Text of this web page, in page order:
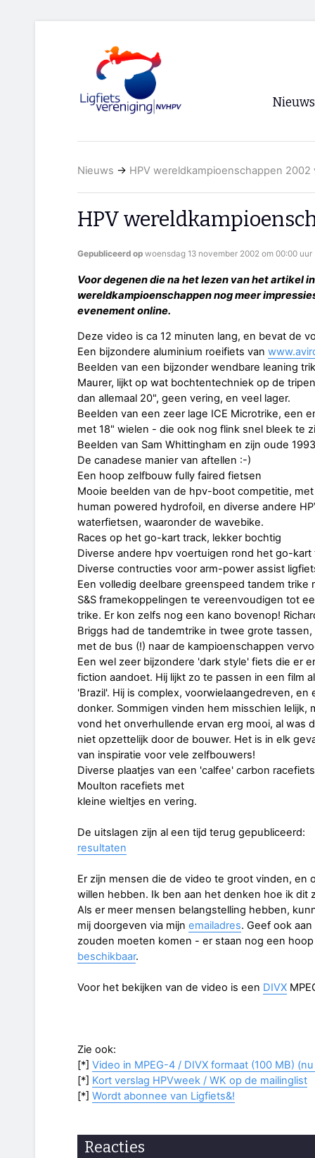
Nieuws
Nieuws → HPV wereldkampioenschappen 2002
HPV
Gepubliceerd op woensdag 13 november 2002 om 00:00 uur
Voor degenen die na het lezen van het artikel
wereldkampioenschappen nog meer
evenement online.
Deze video is ca 12 minuten lang, en bevat de
Een bijzondere aluminium roeifiets van
Beelden van een bijzonder wendbare leaning
Maurer, lijkt op wat bochtentechniek op de
dan allemaal 20", geen vering, en veel lager.
Beelden van een zeer lage ICE Microtrike, een
met 18" wielen - die ook nog flink snel bleek te
Beelden van Sam Whittingham en zijn oude
De canadese manier van aftellen :-)
Een hoop zelfbouw fully faired fietsen
Mooie beelden van de hpv-boot competitie,
human powered hydrofoil, en diverse andere
waterfietsen, waaronder de wavebike.
Races op het go-kart track, lekker bochtig
Diverse andere hpv voertuigen rond het go-kart
Diverse contructies voor arm-power assist
Een volledig deelbare greenspeed tandem trike
S&S framekoppelingen te vereenvoudigen tot
trike. Er kon zelfs nog een kano bovenop!
Briggs had de tandemtrike in twee grote
met de bus (!) naar de kampioenschappen
Een wel zeer bijzondere 'dark style' fiets die er
fiction aandoet. Hij lijkt zo te passen in een film
'Brazil'. Hij is complex, voorwielaangedreven, en
donker. Sommigen vinden hem misschien lelijk,
vond het onverhullende ervan erg mooi, al was
niet opzettelijk door de bouwer. Het is in elk
van inspiratie voor vele zelfbouwers!
Diverse plaatjes van een 'calfee' carbon
Moulton racefiets met
kleine wieltjes en vering.
De uitslagen zijn al een tijd terug gepubliceerd:
resultaten
Er zijn mensen die de video te groot vinden, en
willen hebben. Ik ben aan het denken hoe ik dit
Als er meer mensen belangstelling hebben,
mij doorgeven via mijn emailadres. Geef ook
zouden moeten komen - er staan nog een
beschikbaar.
Voor het bekijken van de video is een DIVX
Zie ook:
[*] Video in MPEG-4 / DIVX formaat (100 MB)
[*] Kort verslag HPVweek / WK op de mailinglist
[*] Wordt abonnee van Ligfiets&!
Reacties